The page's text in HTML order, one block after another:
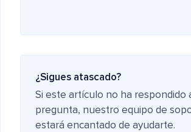
¿Sigues atascado?
Si este artículo no ha respondido
pregunta, nuestro equipo de
estará encantado de ayudarte.